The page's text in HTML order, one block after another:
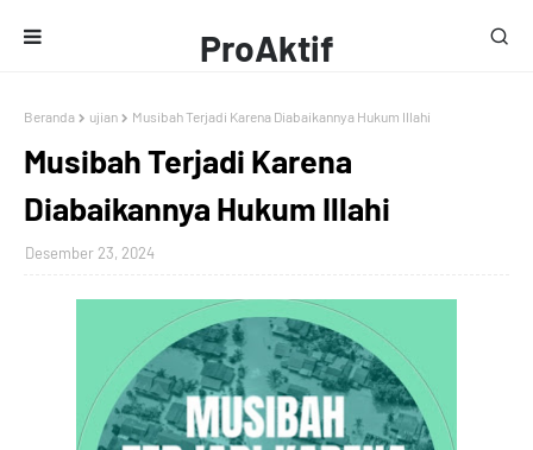
ProAktif
Media
Beranda ujian Musibah Terjadi Karena Diabaikannya Hukum Illahi
Musibah Terjadi Karena
Diabaikannya Hukum Illahi
Desember 23, 2024